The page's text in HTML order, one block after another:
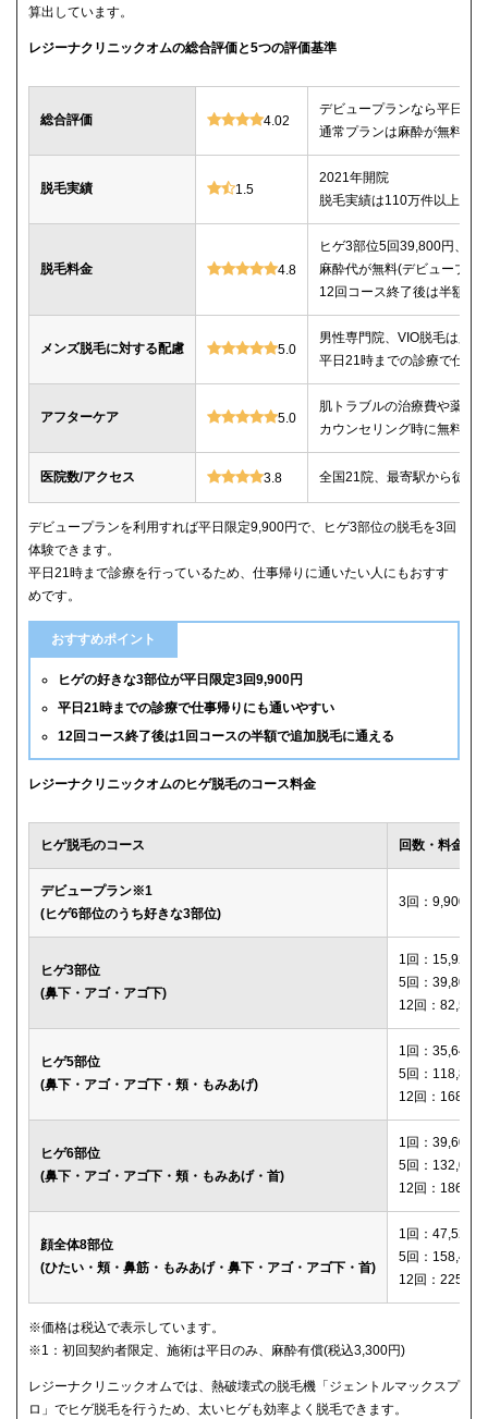
算出しています。
レジーナクリニックオムの総合評価と5つの評価基準
総合評価 4.02
デビュープランなら平日限
通常プランは麻酔が無料、
脱毛実績 1.5
2021年開院
脱毛実績は110万件以上
脱毛料金 4.8
ヒゲ3部位5回39,800円、ヒ
麻酔代が無料(デビュープラ
12回コース終了後は半額で
メンズ脱毛に対する配慮 5.0
男性専門院、VIO脱毛は必
平日21時までの診療で仕事
アフターケア 5.0
肌トラブルの治療費や薬代
カウンセリング時に無料で
医院数/アクセス 3.8 全国21院、最寄駅から徒歩
デビュープランを利用すれば平日限定9,900円で、ヒゲ3部位の脱毛を3回
体験できます。
平日21時まで診療を行っているため、仕事帰りに通いたい人にもおすす
めです。
おすすめポイント
ヒゲの好きな3部位が平日限定3回9,900円
平日21時までの診療で仕事帰りにも通いやすい
12回コース終了後は1回コースの半額で追加脱毛に通える
レジーナクリニックオムのヒゲ脱毛のコース料金
ヒゲ脱毛のコース 回数・料金
デビュープラン※1
(ヒゲ6部位のうち好きな3部位)
3回：9,900円
ヒゲ3部位
(鼻下・アゴ・アゴ下)
1回：15,920円
5回：39,800円
12回：82,560
ヒゲ5部位
(鼻下・アゴ・アゴ下・頬・もみあげ)
1回：35,640円
5回：118,800
12回：
ヒゲ6部位
(鼻下・アゴ・アゴ下・頬・もみあげ・首)
1回：39,600円
5回：132,000
12回：
顔全体8部位
(ひたい・頬・鼻筋・もみあげ・鼻下・アゴ・アゴ下・首)
1回：47,520円
5回：158,400
12回：
※価格は税込で表示しています。
※1：初回契約者限定、施術は平日のみ、麻酔有償(税込3,300円)
レジーナクリニックオムでは、熱破壊式の脱毛機「ジェントルマックスプ
ロ」でヒゲ脱毛を行うため、太いヒゲも効率よく脱毛できます。